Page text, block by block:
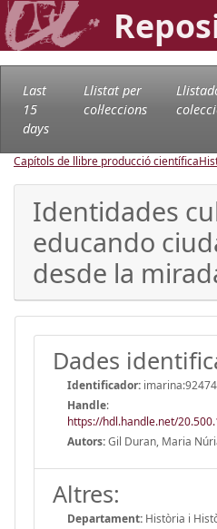
Last
15
days
Llistat per
col·leccions
Capítols de llibre producció científica
Identidades
educando
desde la
Dades
Identificador:
Handle:
https://hdl.handle.net/
Autors:Gil Duran, Maria
Altres:
Departament: Història i